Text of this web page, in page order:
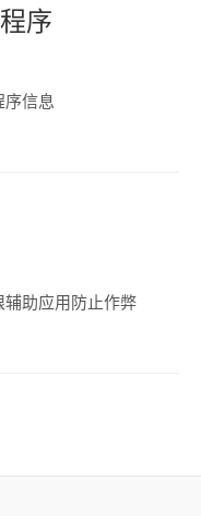
序
序信息
辅助应用防止作弊